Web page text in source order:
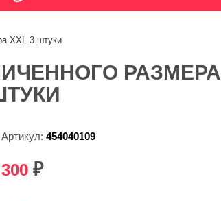
XXL 3 штуки
РАЗМЕРА
Артикул: 454040109
300 ₽